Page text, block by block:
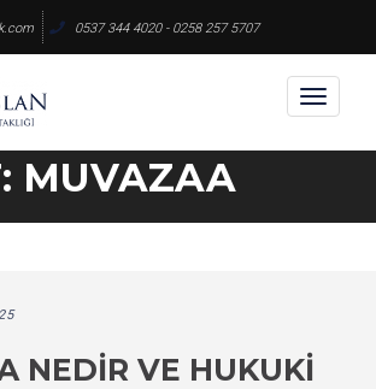
0537 344 4020 - 0258 257 5707
Toggle
MUVAZAA
NEDIR VE HUKUKI